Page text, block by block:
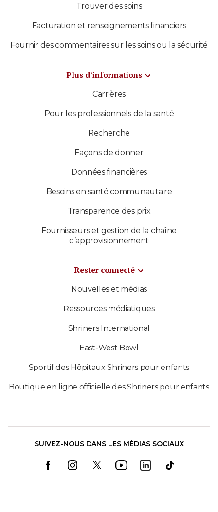
Trouver des soins
Facturation et renseignements financiers
Fournir des commentaires sur les soins ou la sécurité
Plus d’informations
Carrières
Pour les professionnels de la santé
Recherche
Façons de donner
Données financières
Besoins en santé communautaire
Transparence des prix
Fournisseurs et gestion de la chaîne
d’approvisionnement
Rester connecté
Nouvelles et médias
Ressources médiatiques
Shriners International
East-West Bowl
Sportif des Hôpitaux Shriners pour enfants
Boutique en ligne officielle des Shriners pour enfants
SUIVEZ-NOUS DANS LES MÉDIAS SOCIAUX